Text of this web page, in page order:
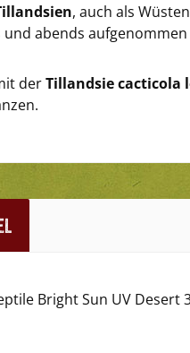
, auch als
abends
derTillandsie cacticola
überspringen